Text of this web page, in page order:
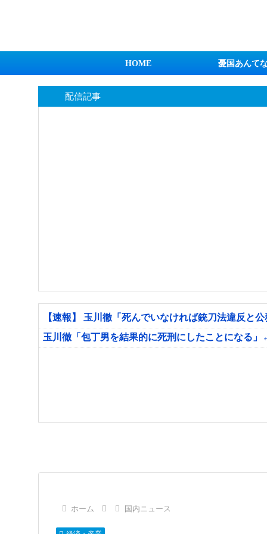
HOME 憂国あんて
配信記事
【速報】 玉川徹「死んでいなければ銃刀法違反と
玉川徹「包丁男を結果的に死刑にしたことになる
ホーム 国内ニュース